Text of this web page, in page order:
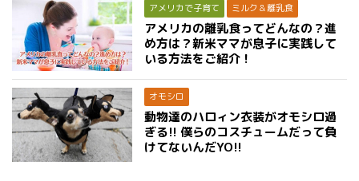
アメリカで子育て ミルク＆離乳食
アメリカの離乳食ってどんなの？進
め方は？新米ママが息子に実践して
いる方法をご紹介！
オモシロ
動物達のハロィン衣装がオモシロ過
ぎる!! 僕らのコスチュームだって負
けてないんだYO!!